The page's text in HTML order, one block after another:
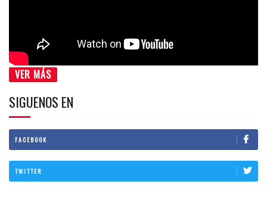
VER MÁS
SIGUENOS EN
FACEBOOK
TWITTER